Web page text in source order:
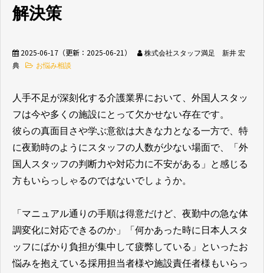
介護業界採用
外食業界採用 【飲食料品製造業向
け】特定技能制度が
まるわかり
業種別資料ダウンロ
ード
解決策
2025-06-17 （更新： 2025-06-21 ）
株式会社スタッフ満足 新井 宏
典
お悩み相談
人手不足が深刻化する介護業界において、外国人スタッ
フは今や多くの施設にとって欠かせない存在です。
彼らの真面目さや学ぶ意欲は大きな力となる一方で、特
に夜勤時のようにスタッフの人数が少ない場面で、「外
国人スタッフの判断力や対応力に不安がある」と感じる
方もいらっしゃるのではないでしょうか。
「マニュアル通りの手順は得意だけど、夜勤中の急な体
調変化に対応できるのか」「何かあった時に日本人スタ
ッフにばかり負担が集中して疲弊している」といったお
悩みを抱えている採用担当者様や施設責任者様もいらっ